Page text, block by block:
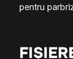
pentru